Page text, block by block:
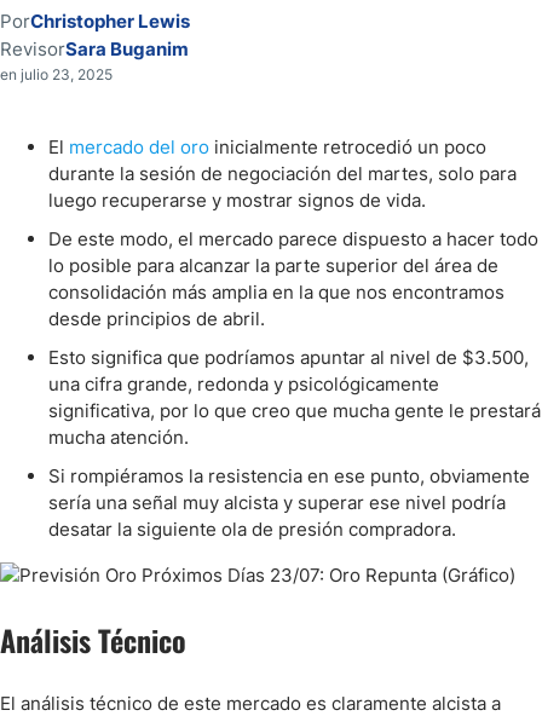
PorChristopher Lewis
RevisorSara Buganim
en julio 23, 2025
El mercado del oro inicialmente retrocedió un poco
durante la sesión de negociación del martes, solo para
luego recuperarse y mostrar signos de vida.
De este modo, el mercado parece dispuesto a hacer todo
lo posible para alcanzar la parte superior del área de
consolidación más amplia en la que nos encontramos
desde principios de abril.
Esto significa que podríamos apuntar al nivel de $3.500,
una cifra grande, redonda y psicológicamente
significativa, por lo que creo que mucha gente le prestará
mucha atención.
Si rompiéramos la resistencia en ese punto, obviamente
sería una señal muy alcista y superar ese nivel podría
desatar la siguiente ola de presión compradora.
Análisis Técnico
El análisis técnico de este mercado es claramente alcista a